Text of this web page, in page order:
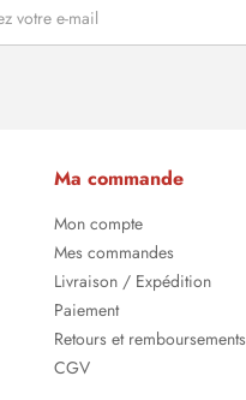
Ma commande
Mon compte
Mes commandes
Livraison / Expédition
Paiement
Retours et remboursements
CGV